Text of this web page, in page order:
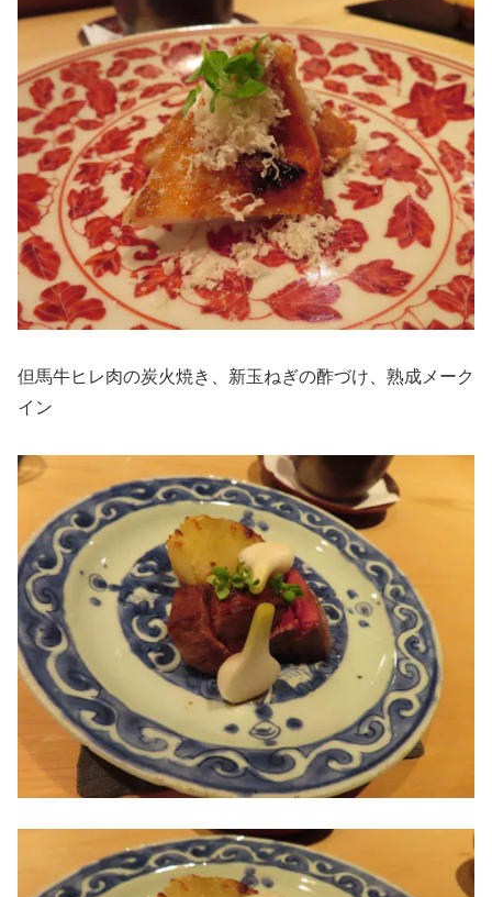
但馬牛ヒレ肉の炭火焼き、新玉ねぎの酢づけ、熟成メーク
イン